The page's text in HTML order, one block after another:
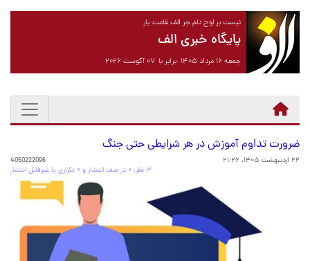
نیست بر لوح دلم جز الف قامت یار
پایگاه خبری الف
جمعه ۱۶ مرداد ۱۴۰۵ برابر با ۰۷ آگوست ۲۰۲۶
ضرورت تداوم آموزش در هر شرایطی حتی جنگ
۲۲ اردیبهشت ۱۴۰۵، ۲۱:۲۶
4050222096
۳ نظر، ۰ در صف انتشار و ۰ تکراری یا غیرقابل انتشار